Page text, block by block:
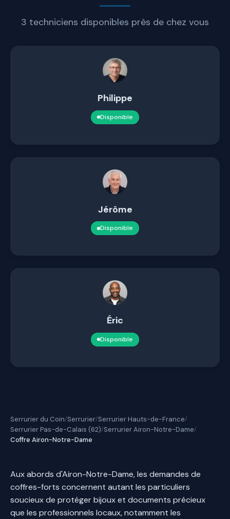
3 techniciens disponibles près de chez vous
Philippe
Disponible
Jérôme
Disponible
Éric
Disponible
Serrurier du Coin/Serrurier/Serrurier Hauts-de-France/
Serrurier Pas-de-Calais (62)/Serrurier Airon-Notre-Dame/
Coffre Airon-Notre-Dame
Aux abords d'Airon-Notre-Dame, les demandes de
coffres-forts concernent autant les particuliers
soucieux de protéger bijoux et documents précieux
que les professionnels locaux, notamment les